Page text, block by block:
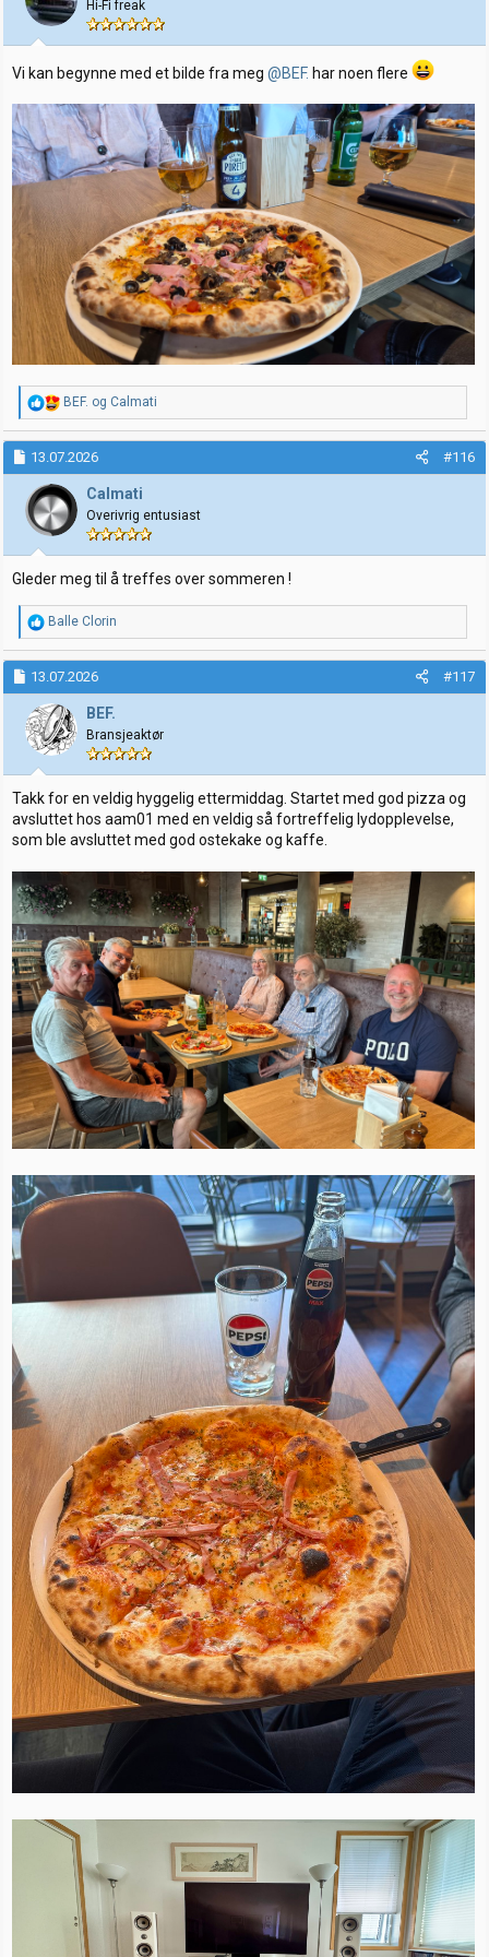
Hi-Fi freak
Vi kan begynne med et bilde fra meg @BEF. har noen flere
R
e
a
k
j
o
n
r
:
BEF. og Calmati
13.07.2026 #116
Calmati
Overivrig entusiast
Gleder meg til å treffes over sommeren !
R
e
a
k
j
o
n
e
r
:
Balle Clorin
13.07.2026 #117
BEF.
Bransjeaktør
Takk for en veldig hyggelig ettermiddag. Startet med god pizza og
avsluttet hos aam01 med en veldig så fortreffelig lydopplevelse,
som ble avsluttet med god ostekake og kaffe.